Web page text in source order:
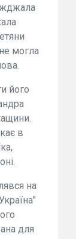
могла
його
в
на
для